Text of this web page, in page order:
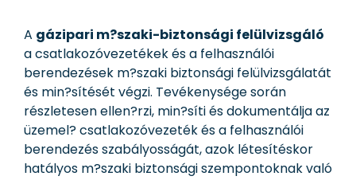
A gázipari m?szaki-biztonsági felülvizsgáló
a csatlakozóvezetékek és a felhasználói
berendezések m?szaki biztonsági felülvizsgálatát
és min?sítését végzi. Tevékenysége során
részletesen ellen?rzi, min?síti és dokumentálja az
üzemel? csatlakozóvezeték és a felhasználói
berendezés szabályosságát, azok létesítéskor
hatályos m?szaki biztonsági szempontoknak való